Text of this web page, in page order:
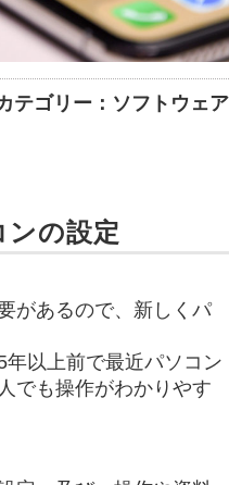
テゴリー：ソフトウェア
の設定
があるので、新しくパ
以上前で最近パソコン
でも操作がわかりやす